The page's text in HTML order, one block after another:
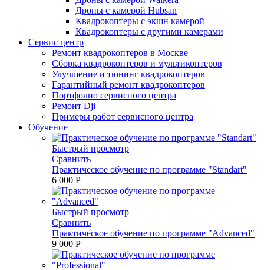
Дроны с камерой Hubsan
Квадрокоптеры с экшн камерой
Квадрокоптеры с другими камерами
Сервис центр
Ремонт квадрокоптеров в Москве
Сборка квадрокоптеров и мультикоптеров
Улучшение и тюнинг квадрокоптеров
Гарантийный ремонт квадрокоптеров
Портфолио сервисного центра
Ремонт Dji
Примеры работ сервисного центра
Обучение
Быстрый просмотр
Сравнить
Практическое обучение по программе "Standart"
6 000 P
Быстрый просмотр
Сравнить
Практическое обучение по программе "Advanced"
9 000 P